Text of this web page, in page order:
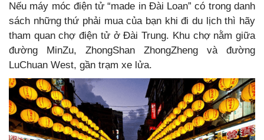
Nếu máy móc điện tử “made in Đài Loan” có trong danh
sách những thứ phải mua của bạn khi đi du lịch thì hãy
tham quan chợ điện tử ở Đài Trung. Khu chợ nằm giữa
đường MinZu, ZhongShan ZhongZheng và đường
LuChuan West, gần trạm xe lửa.